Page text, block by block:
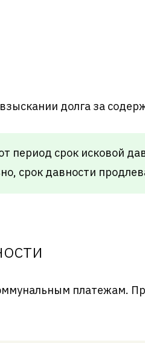
долга за
период срок исковой
срок давности
платежам.